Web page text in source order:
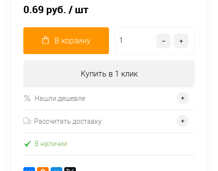
0.69 руб. / шт
В корзину
Купить в 1 клик
Нашли дешевле
Рассчитать доставку
В наличии